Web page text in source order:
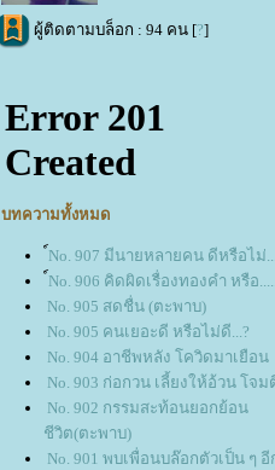
ผู้ติดตามบล็อก : 94 คน [?]
บทความทั้งหมด
No. 907 มีนายหลายคน ดีหรือไม่
No. 906 คิดผิดเรื่องทองคำ หรือ
No. 905 สดชื่น (ตะพาบ)
No. 905 คนเยอะดี หรือไม่ดี...?
No. 904 อาชีพหลัง โควิดมาเยือน
No. 903 ก่อกวน เลี้ยงให้อ้วน โจม
No. 902 กรรมสะท้อนยอกย้อน
ชีวิต(ตะพาบ)
No. 901 พบเพื่อนบล๊อกตัวเป็น ๆ อี